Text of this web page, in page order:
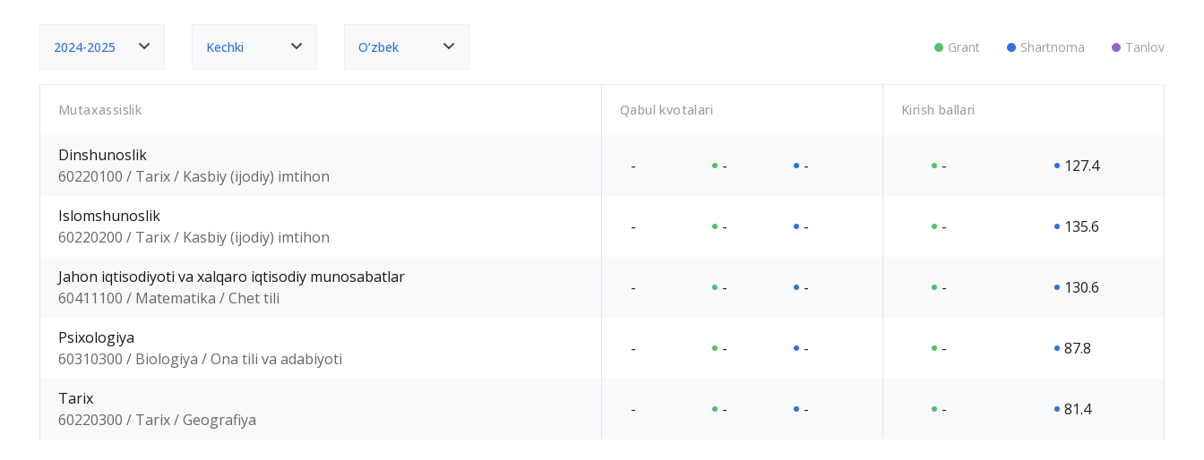
2024-2025 Kechki O‘zbek Grant Shartnoma Tanlov
Mutaxassislik Qabul kvotalari Kirish ballari
Dinshunoslik
60220100 / Tarix / Kasbiy (ijodiy) imtihon
- - - - 127.4
Islomshunoslik
60220200 / Tarix / Kasbiy (ijodiy) imtihon
- - - - 135.6
Jahon iqtisodiyoti va xalqaro iqtisodiy munosabatlar
60411100 / Matematika / Chet tili
- - - - 130.6
Psixologiya
60310300 / Biologiya / Ona tili va adabiyoti
- - - - 87.8
Tarix
60220300 / Tarix / Geografiya
- - - - 81.4